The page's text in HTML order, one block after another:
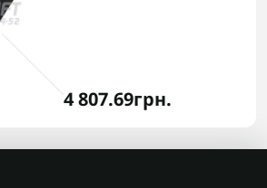
4 807.69грн.